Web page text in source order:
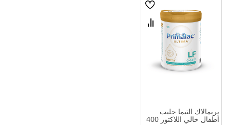
قائمة
قارن
بريمالاك التيما حليب
أطفال خالي اللاكتوز 400